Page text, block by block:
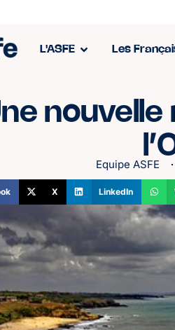
L'ASFE Les
Equipe ASFE
X LinkedIn